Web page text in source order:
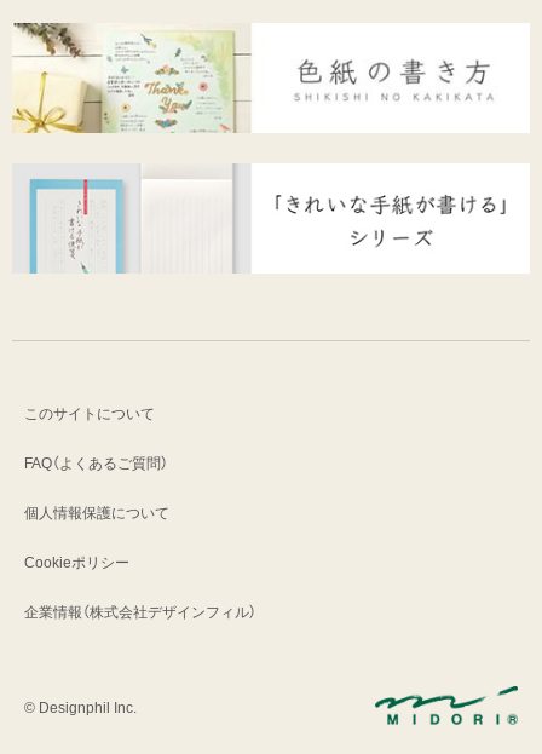
このサイトについて
FAQ（よくあるご質問）
個人情報保護について
Cookieポリシー
企業情報（株式会社デザインフィル）
© Designphil Inc.